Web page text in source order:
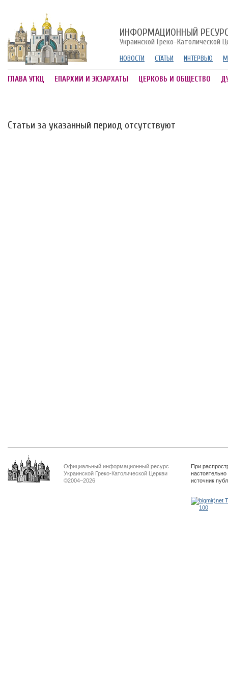
ИНФОРМАЦИОННЫЙ
Украинской Греко-Католической
НОВОСТИ СТАТЬИ ИНТЕРВЬЮ
ГЛАВА УГКЦ ЕПАРХИИ И ЭКЗАРХАТЫ ЦЕРКОВЬ И ОБЩЕСТВО
Статьи за указанный период отсутствуют
Официальный информационный ресурс
Украинской Греко-Католической Церкви
©2004–2026
При
источник